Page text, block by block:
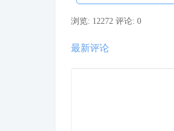
浏览: 12272 评论: 0
最新评论